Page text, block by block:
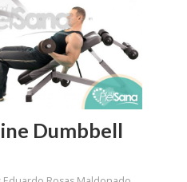
Dumbbell